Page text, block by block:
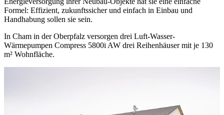
Formel: Effizient, zukunftssicher und einfach in Einbau und
Handhabung sollen sie sein.
In Cham in der Oberpfalz versorgen drei Luft-Wasser-
Wärmepumpen Compress 5800i AW drei Reihenhäuser mit je 130
m² Wohnfläche.